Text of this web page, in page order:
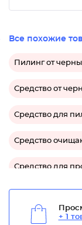
Все похожие
Пилинг от
Средство от
Средство для
Средство
Средство для
+ 1